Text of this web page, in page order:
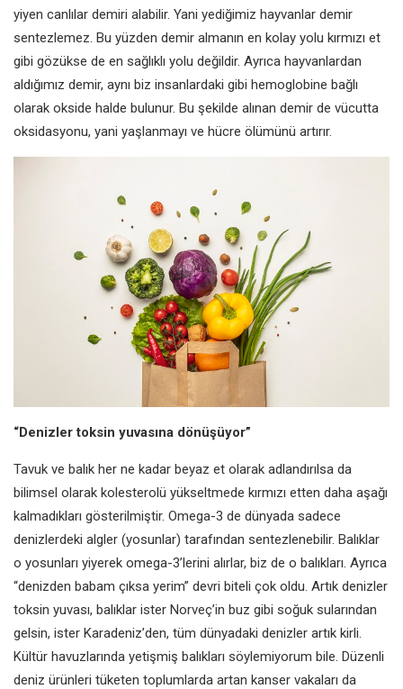
yiyen canlılar demiri alabilir. Yani yediğimiz hayvanlar demir
sentezlemez. Bu yüzden demir almanın en kolay yolu kırmızı et
gibi gözükse de en sağlıklı yolu değildir. Ayrıca hayvanlardan
aldığımız demir, aynı biz insanlardaki gibi hemoglobine bağlı
olarak okside halde bulunur. Bu şekilde alınan demir de vücutta
oksidasyonu, yani yaşlanmayı ve hücre ölümünü artırır.
“Denizler toksin yuvasına dönüşüyor”
Tavuk ve balık her ne kadar beyaz et olarak adlandırılsa da
bilimsel olarak kolesterolü yükseltmede kırmızı etten daha aşağı
kalmadıkları gösterilmiştir. Omega-3 de dünyada sadece
denizlerdeki algler (yosunlar) tarafından sentezlenebilir. Balıklar
o yosunları yiyerek omega-3’lerini alırlar, biz de o balıkları. Ayrıca
“denizden babam çıksa yerim” devri biteli çok oldu. Artık denizler
toksin yuvası, balıklar ister Norveç’in buz gibi soğuk sularından
gelsin, ister Karadeniz’den, tüm dünyadaki denizler artık kirli.
Kültür havuzlarında yetişmiş balıkları söylemiyorum bile. Düzenli
deniz ürünleri tüketen toplumlarda artan kanser vakaları da